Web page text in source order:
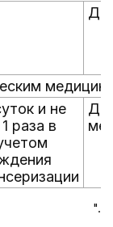
До
и не
раза в
До
".